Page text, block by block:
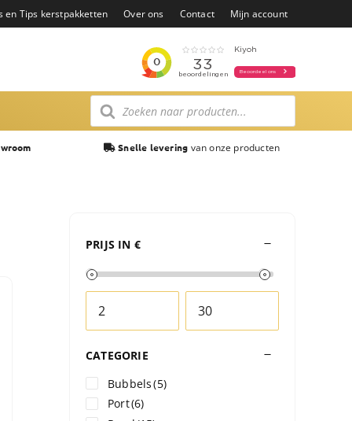
en Tips kerstpakketten Over ons Contact Mijn account
Producten
zoeken
Snelle levering van onze producten
PRIJS IN €
CATEGORIE
Bubbels(5)
Port(6)